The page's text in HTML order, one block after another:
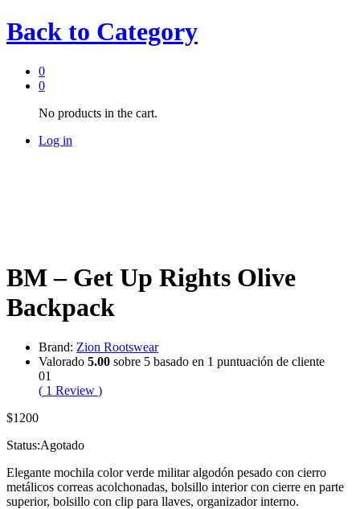
Back to Category
0
0
No products in the cart.
Log in
BM – Get Up Rights Olive
Backpack
Brand: Zion Rootswear
Valorado 5.00 sobre 5 basado en 1 puntuación de cliente
01
( 1 Review )
$1200
Status:Agotado
Elegante mochila color verde militar algodón pesado con cierro
metálicos correas acolchonadas, bolsillo interior con cierre en parte
superior, bolsillo con clip para llaves, organizador interno.